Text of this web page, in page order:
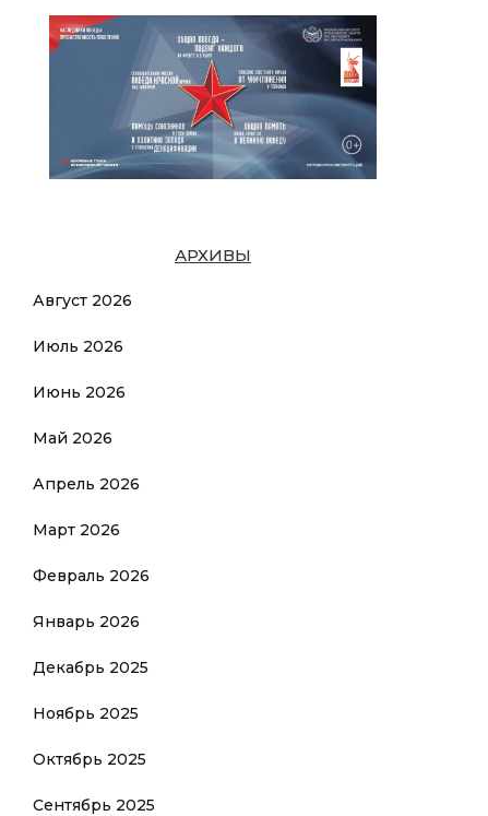
АРХИВЫ
Август 2026
Июль 2026
Июнь 2026
Май 2026
Апрель 2026
Март 2026
Февраль 2026
Январь 2026
Декабрь 2025
Ноябрь 2025
Октябрь 2025
Сентябрь 2025